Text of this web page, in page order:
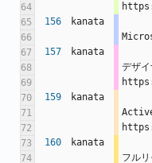
64
65
156
kanata
66
67
157
kanata
68
デザ
69
70
159
kanata
71
72
73
160
kanata
74
フル